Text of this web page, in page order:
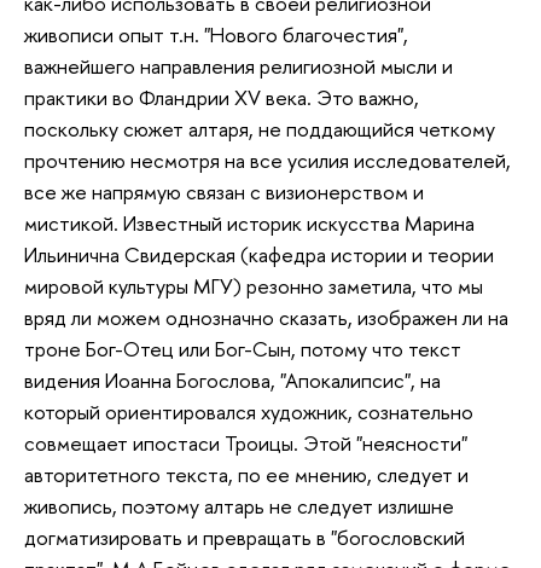
живописи опыт т.н. "Нового благочестия",
важнейшего направления религиозной мысли и
практики во Фландрии XV века. Это важно,
поскольку сюжет алтаря, не поддающийся четкому
прочтению несмотря на все усилия исследователей,
все же напрямую связан с визионерством и
мистикой. Известный историк искусства Марина
Ильинична Свидерская (кафедра истории и теории
мировой культуры МГУ) резонно заметила, что мы
вряд ли можем однозначно сказать, изображен ли на
троне Бог-Отец или Бог-Сын, потому что текст
видения Иоанна Богослова, "Апокалипсис", на
который ориентировался художник, сознательно
совмещает ипостаси Троицы. Этой "неясности"
авторитетного текста, по ее мнению, следует и
живопись, поэтому алтарь не следует излишне
догматизировать и превращать в "богословский